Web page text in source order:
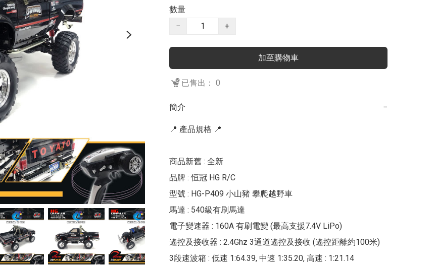
數量
−
+
加至購物車
已售出： 0
簡介 −
📍 產品規格 📍
商品新舊 : 全新
品牌 : 恒冠 HG R/C
型號 : HG-P409 小山豬 攀爬越野車
馬達 : 540級有刷馬達
電子變速器 : 160A 有刷電變 (最高支援7.4V LiPo)
遙控及接收器 : 2.4Ghz 3通道遙控及接收 (遙控距離約100米)
3段速波箱 : 低速 1:64.39, 中速 1:35.20, 高速 : 1:21.14